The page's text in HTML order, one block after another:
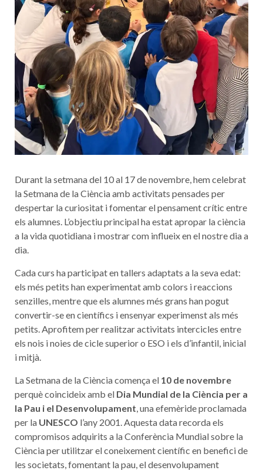
Durant la setmana del 10 al 17 de novembre, hem celebrat
la Setmana de la Ciència amb activitats pensades per
despertar la curiositat i fomentar el pensament crític entre
els alumnes. L’objectiu principal ha estat apropar la ciència
a la vida quotidiana i mostrar com influeix en el nostre dia a
dia.
Cada curs ha participat en tallers adaptats a la seva edat:
els més petits han experimentat amb colors i reaccions
senzilles, mentre que els alumnes més grans han pogut
convertir-se en científics i ensenyar experimenst als més
petits. Aprofitem per realitzar activitats intercicles entre
els nois i noies de cicle superior o ESO i els d’infantil, inicial
i mitjà.
La Setmana de la Ciència comença el 10 de novembre
perquè coincideix amb el Dia Mundial de la Ciència per a
la Pau i el Desenvolupament , una efemèride proclamada
per la UNESCO l’any 2001. Aquesta data recorda els
compromisos adquirits a la Conferència Mundial sobre la
Ciència per utilitzar el coneixement científic en benefici de
les societats, fomentant la pau, el desenvolupament